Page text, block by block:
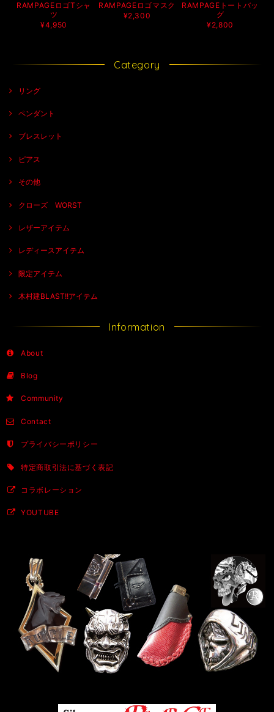
RAMPAGEロゴTシャ
ツ
¥4,950
RAMPAGEロゴマスク
¥2,300
RAMPAGEトートバッ
グ
¥2,800
Category
リング
ペンダント
ブレスレット
ピアス
その他
クローズ WORST
レザーアイテム
レディースアイテム
限定アイテム
木村建BLAST!!アイテム
Information
About
Blog
Community
Contact
プライバシーポリシー
特定商取引法に基づく表記
コラボレーション
YOUTUBE